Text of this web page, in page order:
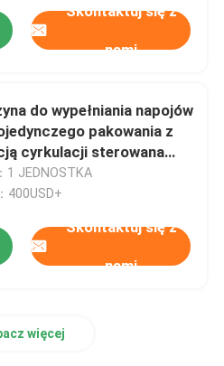
Skontaktuj się z
nami
do wypełniania napojów
pakowania z
cyrkulacji sterowana
PLC
1 JEDNOSTKA
400USD+
Skontaktuj się z
nami
więcej